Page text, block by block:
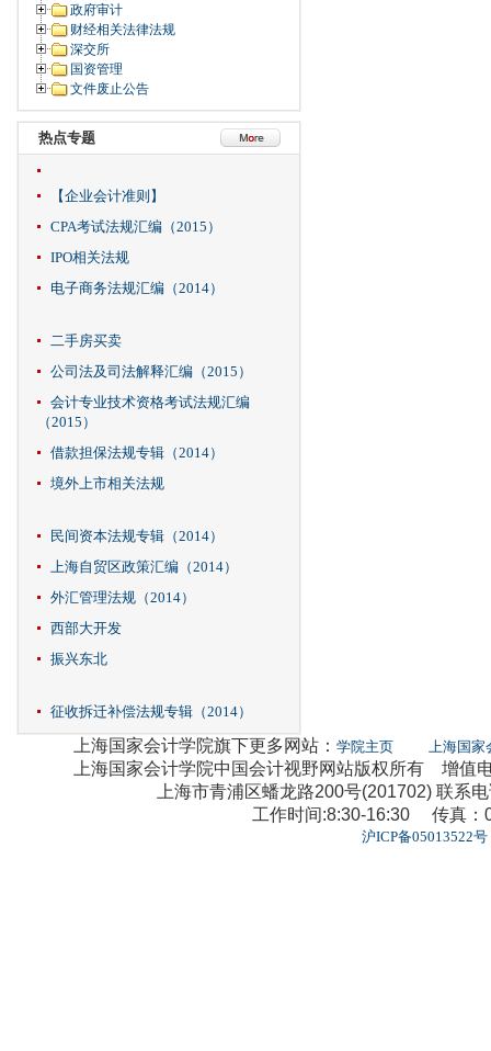
政府审计
财经相关法律法规
深交所
国资管理
文件废止公告
热点专题
【企业会计准则】
CPA考试法规汇编（2015）
IPO相关法规
电子商务法规汇编（2014）
二手房买卖
公司法及司法解释汇编（2015）
会计专业技术资格考试法规汇编
（2015）
借款担保法规专辑（2014）
境外上市相关法规
民间资本法规专辑（2014）
上海自贸区政策汇编（2014）
外汇管理法规（2014）
西部大开发
振兴东北
征收拆迁补偿法规专辑（2014）
上海国家会计学院旗下更多网站： 学院主页 上海国家
上海国家会计学院中国会计视野网站版权所有 增值
上海市青浦区蟠龙路200号(201702) 联系
工作时间:8:30-16:30 传真：
沪ICP备05013522号